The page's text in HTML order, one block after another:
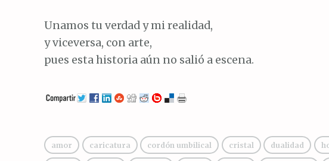
Unamos tu verdad y mi realidad,
y viceversa, con arte,
pues esta historia aún no salió a escena.
amor caricatura cordón umbilical cristal dualidad